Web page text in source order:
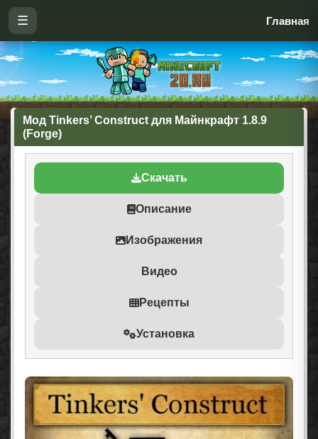
☰ Главная
Мод Tinkers’ Construct для Майнкрафт 1.8.9
(Forge)
Скачать
Описание
Изображения
Видео
Рецепты
Установка